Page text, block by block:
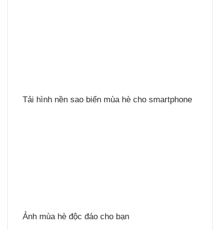
Tải hình nền sao biển mùa hè cho smartphone
Ảnh mùa hè độc đáo cho bạn